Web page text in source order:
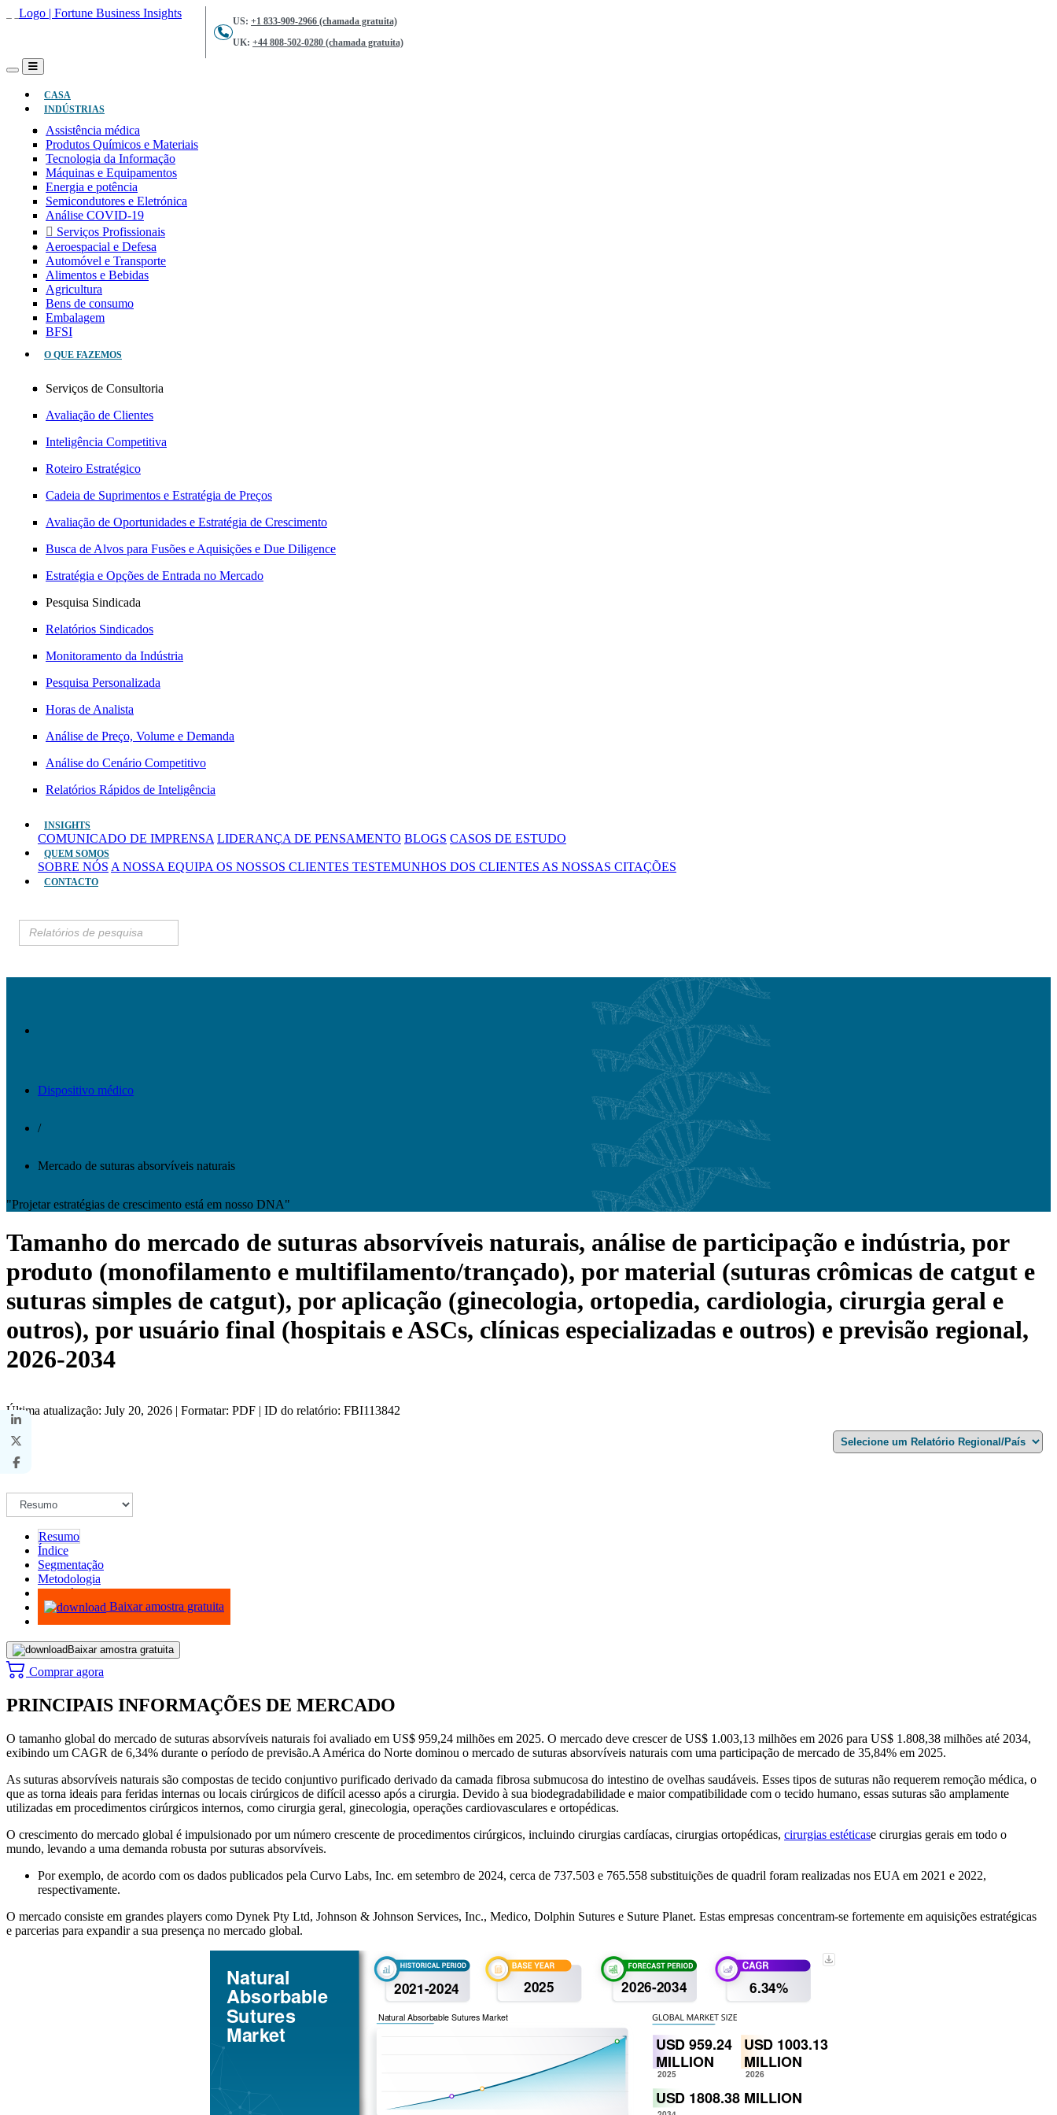
US: +1 833-909-2966 (chamada gratuita)
UK: +44 808-502-0280 (chamada gratuita)
CASA
INDÚSTRIAS
Assistência médica
Produtos Químicos e Materiais
Tecnologia da Informação
Máquinas e Equipamentos
Energia e potência
Semicondutores e Eletrónica
Análise COVID-19
Serviços Profissionais
Aeroespacial e Defesa
Automóvel e Transporte
Alimentos e Bebidas
Agricultura
Bens de consumo
Embalagem
BFSI
O QUE FAZEMOS
Serviços de Consultoria
Avaliação de Clientes
Inteligência Competitiva
Roteiro Estratégico
Cadeia de Suprimentos e Estratégia de Preços
Avaliação de Oportunidades e Estratégia de Crescimento
Busca de Alvos para Fusões e Aquisições e Due Diligence
Estratégia e Opções de Entrada no Mercado
Pesquisa Sindicada
Relatórios Sindicados
Monitoramento da Indústria
Pesquisa Personalizada
Horas de Analista
Análise de Preço, Volume e Demanda
Análise do Cenário Competitivo
Relatórios Rápidos de Inteligência
INSIGHTS
COMUNICADO DE IMPRENSA LIDERANÇA DE PENSAMENTO BLOGS CASOS DE ESTUDO
QUEM SOMOS
SOBRE NÓS A NOSSA EQUIPA OS NOSSOS CLIENTES TESTEMUNHOS DOS CLIENTES AS NOSSAS CITAÇÕES
CONTACTO
Dispositivo médico
/
Mercado de suturas absorvíveis naturais
"Projetar estratégias de crescimento está em nosso DNA"
Tamanho do mercado de suturas absorvíveis naturais, análise de participação e indústria, por
produto (monofilamento e multifilamento/trançado), por material (suturas crômicas de catgut e
suturas simples de catgut), por aplicação (ginecologia, ortopedia, cardiologia, cirurgia geral e
outros), por usuário final (hospitais e ASCs, clínicas especializadas e outros) e previsão regional,
2026-2034
Última atualização: July 20, 2026 | Formatar: PDF | ID do relatório: FBI113842
Resumo
Índice
Segmentação
Metodologia
Infográficos
Baixar amostra gratuita
Baixar amostra gratuita
Comprar agora
PRINCIPAIS INFORMAÇÕES DE MERCADO
O tamanho global do mercado de suturas absorvíveis naturais foi avaliado em US$ 959,24 milhões em 2025. O mercado deve crescer de US$ 1.003,13 milhões em 2026 para US$ 1.808,38 milhões até 2034,
exibindo um CAGR de 6,34% durante o período de previsão.A América do Norte dominou o mercado de suturas absorvíveis naturais com uma participação de mercado de 35,84% em 2025.
As suturas absorvíveis naturais são compostas de tecido conjuntivo purificado derivado da camada fibrosa submucosa do intestino de ovelhas saudáveis. Esses tipos de suturas não requerem remoção médica, o
que as torna ideais para feridas internas ou locais cirúrgicos de difícil acesso após a cirurgia. Devido à sua biodegradabilidade e maior compatibilidade com o tecido humano, essas suturas são amplamente
utilizadas em procedimentos cirúrgicos internos, como cirurgia geral, ginecologia, operações cardiovasculares e ortopédicas.
O crescimento do mercado global é impulsionado por um número crescente de procedimentos cirúrgicos, incluindo cirurgias cardíacas, cirurgias ortopédicas, cirurgias estéticase cirurgias gerais em todo o
mundo, levando a uma demanda robusta por suturas absorvíveis.
Por exemplo, de acordo com os dados publicados pela Curvo Labs, Inc. em setembro de 2024, cerca de 737.503 e 765.558 substituições de quadril foram realizadas nos EUA em 2021 e 2022,
respectivamente.
O mercado consiste em grandes players como Dynek Pty Ltd, Johnson & Johnson Services, Inc., Medico, Dolphin Sutures e Suture Planet. Estas empresas concentram-se fortemente em aquisições estratégicas
e parcerias para expandir a sua presença no mercado global.